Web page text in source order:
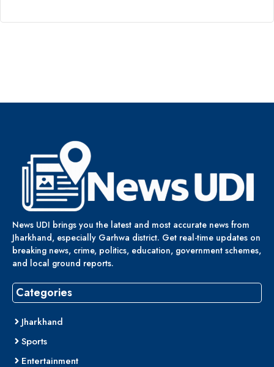
News UDI brings you the latest and most accurate news from
Jharkhand, especially Garhwa district. Get real-time updates on
breaking news, crime, politics, education, government schemes,
and local ground reports.
Categories
Jharkhand
Sports
Entertainment